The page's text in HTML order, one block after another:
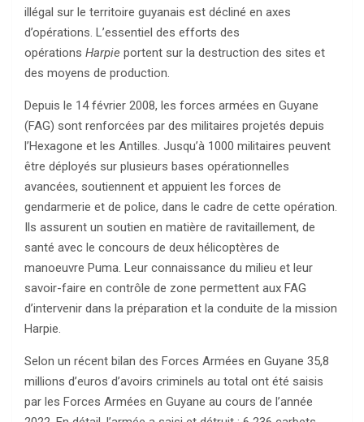
illégal sur le territoire guyanais est décliné en axes
d’opérations. L’essentiel des efforts des
opérations Harpie portent sur la destruction des sites et
des moyens de production.
Depuis le 14 février 2008, les forces armées en Guyane
(FAG) sont renforcées par des militaires projetés depuis
l’Hexagone et les Antilles. Jusqu’à 1000 militaires peuvent
être déployés sur plusieurs bases opérationnelles
avancées, soutiennent et appuient les forces de
gendarmerie et de police, dans le cadre de cette opération.
Ils assurent un soutien en matière de ravitaillement, de
santé avec le concours de deux hélicoptères de
manoeuvre Puma. Leur connaissance du milieu et leur
savoir-faire en contrôle de zone permettent aux FAG
d’intervenir dans la préparation et la conduite de la mission
Harpie.
Selon un récent bilan des Forces Armées en Guyane 35,8
millions d’euros d’avoirs criminels au total ont été saisis
par les Forces Armées en Guyane au cours de l’année